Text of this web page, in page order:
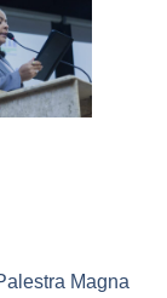
Magna